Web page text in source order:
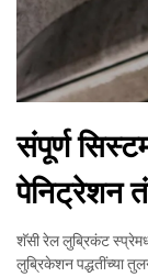
संपूर्ण
पेनिट्रेशन
शॅसी रेल लुब्रिकंट
लुब्रिकेशन पद्धतींच्या